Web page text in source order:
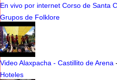
En vivo por internet Corso de Santa
Grupos de Folklore
Video Alaxpacha - Castillito de Arena -
Hoteles